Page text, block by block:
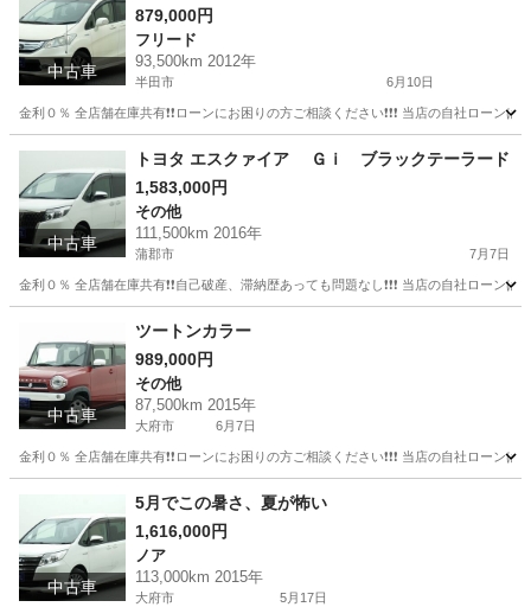
中古車
879,000円
フリード
93,500km 2012年
半田市 6月10日
金利０％ 全店舗在庫共有❗️❗️ローンにお困りの方ご相談ください❗️❗️❗️ 当店の自社ロ
愛知 半田市 フリード ローン
中古車
トヨタ エスクァイア Ｇｉ ブラックテーラード
1,583,000円
その他
111,500km 2016年
蒲郡市 7月7日
金利０％ 全店舗在庫共有❗️❗️自己破産、滞納歴あっても問題なし❗️❗️❗️ 当店の自社ロ
その他
中古車
ツートンカラー
989,000円
その他
87,500km 2015年
大府市 6月7日
金利０％ 全店舗在庫共有❗️❗️ローンにお困りの方ご相談ください❗️❗️❗️ 当店の自社ロ
その他
中古車
5月でこの暑さ、夏が怖い
1,616,000円
ノア
113,000km 2015年
大府市 5月17日